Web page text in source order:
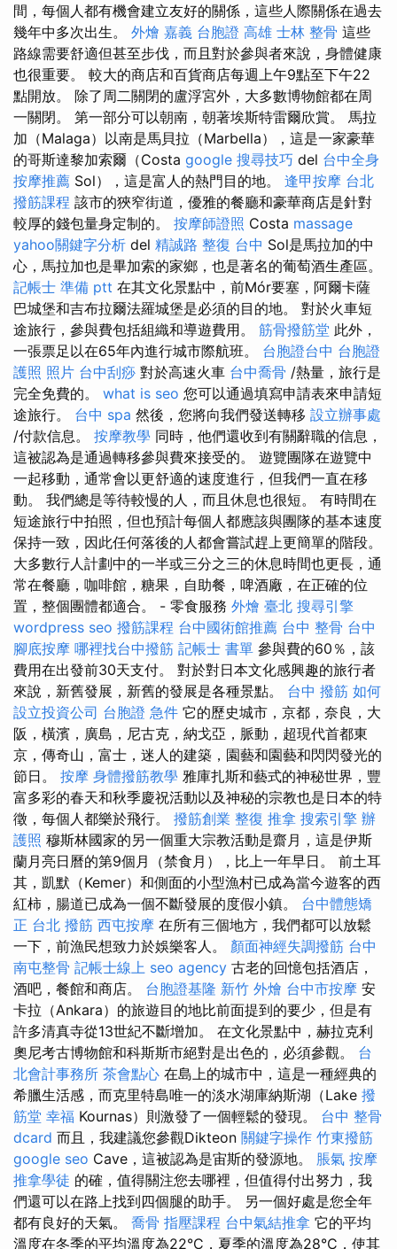
間，每個人都有機會建立友好的關係，這些人際關係在過去
幾年中多次出生。 外燴 嘉義 台胞證 高雄 士林 整骨 這些
路線需要舒適但甚至步伐，而且對於參與者來說，身體健康
也很重要。 較大的商店和百貨商店每週上午9點至下午22
點開放。 除了周二關閉的盧浮宮外，大多數博物館都在周
一關閉。 第一部分可以朝南，朝著埃斯特雷爾欣賞。 馬拉
加（Malaga）以南是馬貝拉（Marbella），這是一家豪華
的哥斯達黎加索爾（Costa google 搜尋技巧 del 台中全身
按摩推薦 Sol），這是富人的熱門目的地。 逢甲按摩 台北
撥筋課程 該市的狹窄街道，優雅的餐廳和豪華商店是針對
較厚的錢包量身定制的。 按摩師證照 Costa massage
yahoo關鍵字分析 del 精誠路 整復 台中 Sol是馬拉加的中
心，馬拉加也是畢加索的家鄉，也是著名的葡萄酒生產區。
記帳士 準備 ptt 在其文化景點中，前Mór要塞，阿爾卡薩
巴城堡和吉布拉爾法羅城堡是必須的目的地。 對於火車短
途旅行，參與費包括組織和導遊費用。 筋骨撥筋堂 此外，
一張票足以在65年內進行城市際航班。 台胞證台中 台胞證
護照 照片 台中刮痧 對於高速火車 台中喬骨 /熱量，旅行是
完全免費的。 what is seo 您可以通過填寫申請表來申請短
途旅行。 台中 spa 然後，您將向我們發送轉移 設立辦事處
/付款信息。 按摩教學 同時，他們還收到有關辭職的信息，
這被認為是通過轉移參與費來接受的。 遊覽團隊在遊覽中
一起移動，通常會以更舒適的速度進行，但我們一直在移
動。 我們總是等待較慢的人，而且休息也很短。 有時間在
短途旅行中拍照，但也預計每個人都應該與團隊的基本速度
保持一致，因此任何落後的人都會嘗試趕上更簡單的階段。
大多數行人計劃中的一半或三分之三的休息時間也更長，通
常在餐廳，咖啡館，糖果，自助餐，啤酒廠，在正確的位
置，整個團體都適合。 - 零食服務 外燴 臺北 搜尋引擎
wordpress seo 撥筋課程 台中國術館推薦 台中 整骨 台中
腳底按摩 哪裡找台中撥筋 記帳士 書單 參與費的60％，該
費用在出發前30天支付。 對於對日本文化感興趣的旅行者
來說，新舊發展，新舊的發展是各種景點。 台中 撥筋 如何
設立投資公司 台胞證 急件 它的歷史城市，京都，奈良，大
阪，橫濱，廣島，尼古克，納戈亞，脈動，超現代首都東
京，傳奇山，富士，迷人的建築，園藝和園藝和閃閃發光的
節日。 按摩 身體撥筋教學 雅庫扎斯和藝式的神秘世界，豐
富多彩的春天和秋季慶祝活動以及神秘的宗教也是日本的特
徵，每個人都樂於飛行。 撥筋創業 整復 推拿 搜索引擎 辦
護照 穆斯林國家的另一個重大宗教活動是齋月，這是伊斯
蘭月亮日曆的第9個月（禁食月），比上一年早日。 前土耳
其，凱默（Kemer）和側面的小型漁村已成為當今遊客的西
紅柿，腸道已成為一個不斷發展的度假小鎮。 台中體態矯
正 台北 撥筋 西屯按摩 在所有三個地方，我們都可以放鬆
一下，前漁民想致力於娛樂客人。 顏面神經失調撥筋 台中
南屯整骨 記帳士線上 seo agency 古老的回憶包括酒店，
酒吧，餐館和商店。 台胞證基隆 新竹 外燴 台中市按摩 安
卡拉（Ankara）的旅遊目的地比前面提到的要少，但是有
許多清真寺從13世紀不斷增加。 在文化景點中，赫拉克利
奧尼考古博物館和科斯斯市絕對是出色的，必須參觀。 台
北會計事務所 茶會點心 在島上的城市中，這是一種經典的
希臘生活感，而克里特島唯一的淡水湖庫納斯湖（Lake 撥
筋堂 幸福 Kournas）則激發了一個輕鬆的發現。 台中 整骨
dcard 而且，我建議您參觀Dikteon 關鍵字操作 竹東撥筋
google seo Cave，這被認為是宙斯的發源地。 脹氣 按摩
推拿學徒 的確，值得關注您去哪裡，但值得付出努力，我
們還可以在路上找到四個腿的助手。 另一個好處是您全年
都有良好的天氣。 喬骨 指壓課程 台中氣結推拿 它的平均
溫度在冬季的平均溫度為22°C，夏季的溫度為28°C，使其